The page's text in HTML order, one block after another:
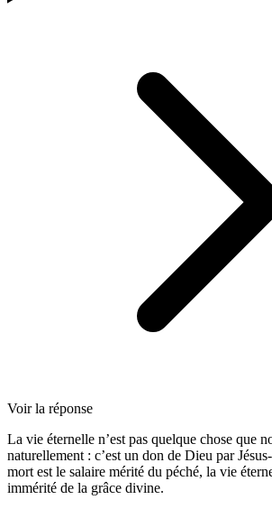
Voir la réponse
La vie éternelle n’est pas quelque chose que
naturellement : c’est un don de Dieu par
mort est le salaire mérité du péché, la vie
immérité de la grâce divine.